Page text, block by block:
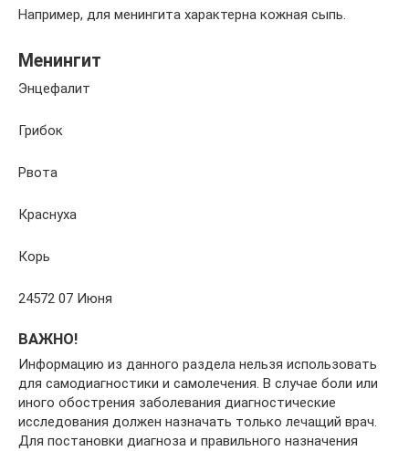
Например, для менингита характерна кожная сыпь.
Менингит
Энцефалит
Грибок
Рвота
Краснуха
Корь
24572 07 Июня
ВАЖНО!
Информацию из данного раздела нельзя использовать
для самодиагностики и самолечения. В случае боли или
иного обострения заболевания диагностические
исследования должен назначать только лечащий врач.
Для постановки диагноза и правильного назначения